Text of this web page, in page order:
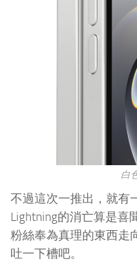
白
不過這次一推出，就有
Lightning的消亡算是喜
粉絲奉為真理的東西走
吐一下槽吧。